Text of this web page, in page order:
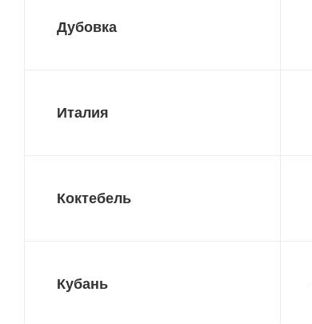
Дубовка
Италия
Коктебель
Кубань